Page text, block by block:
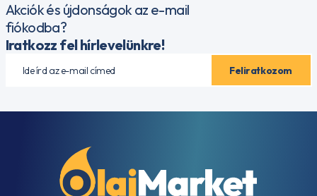
Akciók és újdonságok az e-mail
fiókodba?
Iratkozz fel hírlevelünkre!